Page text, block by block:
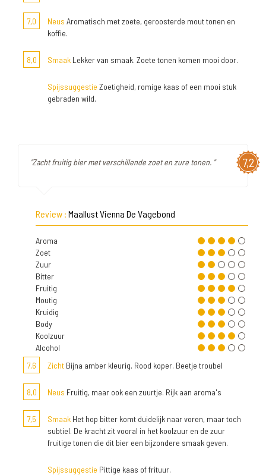
7,0 Neus Aromatisch met zoete, geroosterde mout tonen en
koffie.
8,0 Smaak Lekker van smaak. Zoete tonen komen mooi door.
Spijssuggestie Zoetigheid, romige kaas of een mooi stuk
gebraden wild.
7,2
"Zacht fruitig bier met verschillende zoet en zure tonen. "
Review : Maallust Vienna De Vagebond
Aroma
Zoet
Zuur
Bitter
Fruitig
Moutig
Kruidig
Body
Koolzuur
Alcohol
7,6
Zicht Bijna amber kleurig. Rood koper. Beetje troubel
8,0 Neus Fruitig, maar ook een zuurtje. Rijk aan aroma's
7,5 Smaak Het hop bitter komt duidelijk naar voren, maar toch
subtiel. De kracht zit vooral in het koolzuur en de zuur
fruitige tonen die dit bier een bijzondere smaak geven.
Spijssuggestie Pittige kaas of frituur.